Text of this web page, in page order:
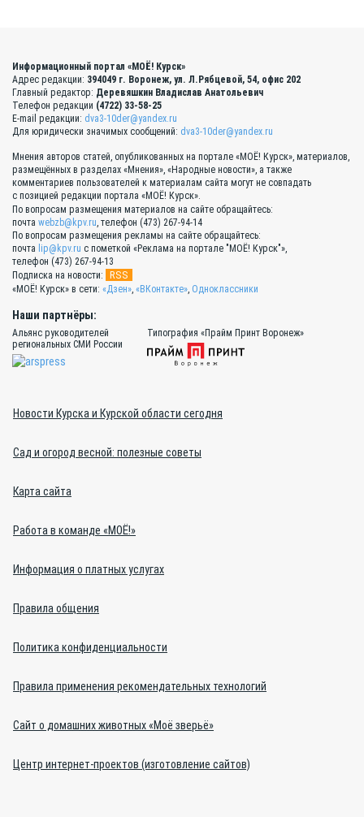
Информационный портал «МОЁ! Курск»
Адрес редакции: 394049 г. Воронеж, ул. Л.Рябцевой, 54, офис 202
Главный редактор: Деревяшкин Владислав Анатольевич
Телефон редакции (4722) 33-58-25
E-mail редакции: dva3-10der@yandex.ru
Для юридически значимых сообщений: dva3-10der@yandex.ru
Мнения авторов статей, опубликованных на портале «МОЁ! Курск», материалов,
размещённых в разделах «Мнения», «Народные новости», а также
комментариев пользователей к материалам сайта могут не совпадать
с позицией редакции портала «МОЁ! Курск».
По вопросам размещения материалов на сайте обращайтесь:
почта webzb@kpv.ru, телефон (473) 267-94-14
По вопросам размещения рекламы на сайте обращайтесь:
почта lip@kpv.ru с пометкой «Реклама на портале "МОЁ! Курск"»,
телефон (473) 267-94-13
Подписка на новости:
RSS
«МОЁ! Курск» в сети: «Дзен», «ВКонтакте», Одноклассники
Наши партнёры:
Альянс руководителей
региональных СМИ России
Типография «Прайм Принт Воронеж»
Новости Курска и Курской области сегодня
Сад и огород весной: полезные советы
Карта сайта
Работа в команде «МОЁ!»
Информация о платных услугах
Правила общения
Политика конфиденциальности
Правила применения рекомендательных технологий
Сайт о домашних животных «Моё зверьё»
Центр интернет-проектов (изготовление сайтов)